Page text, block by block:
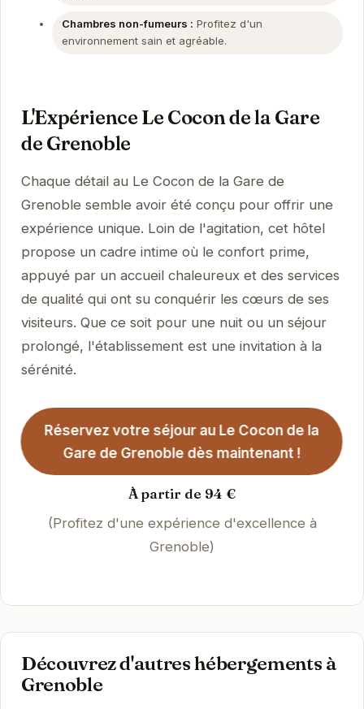
Chambres non-fumeurs : Profitez d'un
environnement sain et agréable.
L'Expérience Le Cocon de la Gare
de Grenoble
Chaque détail au Le Cocon de la Gare de
Grenoble semble avoir été conçu pour offrir une
expérience unique. Loin de l'agitation, cet hôtel
propose un cadre intime où le confort prime,
appuyé par un accueil chaleureux et des services
de qualité qui ont su conquérir les cœurs de ses
visiteurs. Que ce soit pour une nuit ou un séjour
prolongé, l'établissement est une invitation à la
sérénité.
Réservez votre séjour au Le Cocon de la
Gare de Grenoble dès maintenant !
À partir de 94 €
(Profitez d'une expérience d'excellence à
Grenoble)
Découvrez d'autres hébergements à
Grenoble